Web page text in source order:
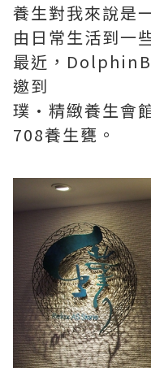
養生對我來說是
由日常生活到一
最近，
邀到
璞·精緻養生會
708養生甕。